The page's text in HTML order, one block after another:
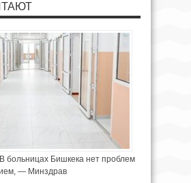
больницах Бишкека нет проблем
— Минздрав